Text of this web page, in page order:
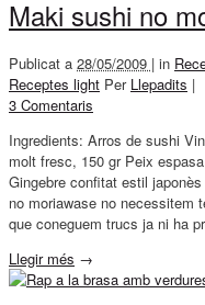
Maki sushi no
Publicat a 28/05/2009 | in
Receptes light Per Llepadits |
3 Comentaris
Ingredients: Arros de sushi
molt fresc, 150 gr Peix
Gingebre confitat estil
no moriawase no necessitem
que coneguem trucs ja ni ha
Llegir més →